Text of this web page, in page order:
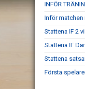
INFÖR
Inför matchen
Stattena IF 2
Stattena IF
Stattena
Första